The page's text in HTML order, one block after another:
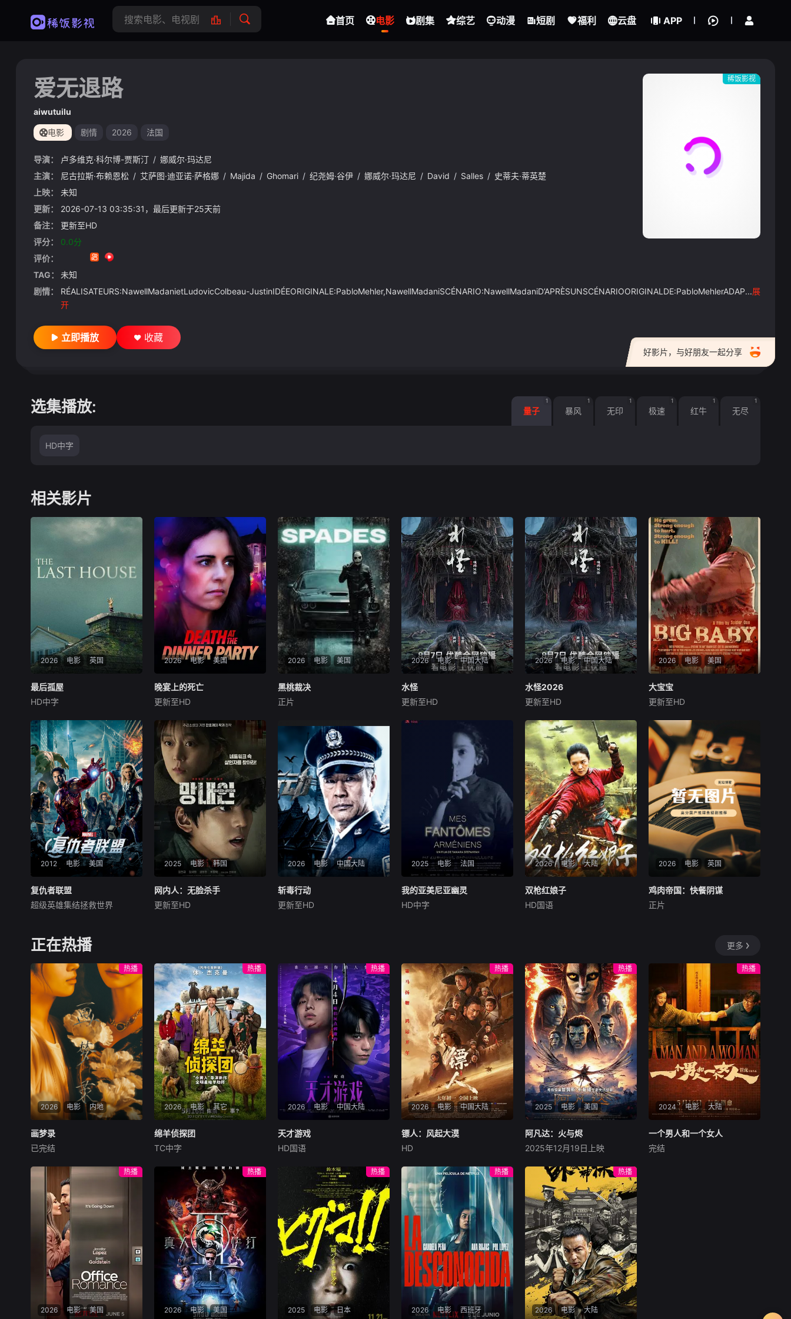
首页 电影 剧集 综艺 动漫 短剧 福利 云盘 APP
我的观影记录
稀饭影视
爱无退路
aiwutuilu
电影 剧情 2026 法国
导演： 卢多维克·科尔博-贾斯汀 / 娜威尔·玛达尼
主演：
尼古拉斯·布赖恩松 / 艾萨图·迪亚诺·萨格娜 / Majida / Ghomari / 纪尧姆·谷伊 / 娜威尔·玛达尼 / David / Salles / 史蒂夫·蒂英楚
上映：
未知
更新：
2026-07-13 03:35:31，最后更新于25天前
备注：
更新至HD
评分：
0.0分
评价：
TAG：
未知
剧情：
RÉALISATEURS:NawellMadanietLudovicColbeau-JustinIDÉEORIGINALE:PabloMehler,NawellMadaniSCÉNARIO:NawellMadaniD’APRÈSUNSCÉNARIOORIGINALDE:PabloMehlerADAP...展
开
好影片，与好朋友一起分享
立即播放 收藏
选集播放: 量子
1
暴风
1
无印
1
极速
1
红牛
1
无尽
1
HD中字
相关影片
2026 电影 英国
最后孤屋
格蕾塔·李
一个普通的一家四口突遭
诡异变故，被困在自家房屋中
超过1000天无法出门。在资
源消耗殆尽与未知神秘威胁的
双重逼迫下，一家人必须想方
设法联手求生，打破这间禁锢
生命的困局。
最后孤屋
HD中字
2026 电影 美国
晚宴上的死亡
Candice
一名心理学明星学生在一次教
师派对上死亡后，安德莉亚·吉
布斯和她的儿子伊桑被卷入了
著名教授艾伦·杰克逊的危险操
纵之中——一个不惜一切代价
掩盖真相的人。
晚宴上的死亡
更新至HD
2026 电影 美国
黑桃裁决
身负战争创伤的老兵詹姆斯·毕
肖普警探，正努力回归正常生
活，却不料一系列残忍的私刑
谋杀案席卷全城。每个犯罪现
场都留下了同样的诡异印记：
一张印有骷髅头的黑桃扑克
牌。毕肖普的女儿失踪后，他
发现一个贩卖人口的
黑桃裁决
正片
2026 电影 中国大陆
水怪
未知
民国年间，与世隔绝的怪水村
被湖中“水猴子”所扰。此物实
为濒危水栖人猿，能模仿人言
诱杀村民。少年水生幼年目睹
父亲惨死其手，自此深陷恐
惧。村中长老三叔公借祭祀之
名行愚昧统治，以活人献祭暂
息水怪，却埋下更深祸根。连
年暴雨与人为侵扰激怒水猴
子，袭击频发。当香兰之弟被
食、其父莫叔反抗被杀，香兰
决意以身献祭复仇。水生幡然
觉醒，不再逃避，联合青年村
民布设机关陷阱，假借献祭诱
敌。恶战后水怪被擒，却于庆
功夜破笼而出，血洗村庄，三
叔公亦命丧其口。村民终于醒
水怪
更新至HD
2026 电影 中国大陆
水怪2026
未知
民国年间，与世隔绝的怪水村
被湖中“水猴子”所扰。此物实
为濒危水栖人猿，能模仿人言
诱杀村民。少年水生幼年目睹
父亲惨死其手，自此深陷恐
惧。村中长老三叔公借祭祀之
名行愚昧统治，以活人献祭暂
息水怪，却埋下更深祸根。连
年暴雨与人为侵扰激怒水猴
子，袭击频发。当香兰之弟被
食、其父莫叔反抗被杀，香兰
决意以身献祭复仇。水生幡然
觉醒，不再逃避，联合青年村
民布设机关陷阱，假借献祭诱
敌。恶战后水怪被擒，却于庆
叔公亦命丧其口。村民终于醒
水怪2026
更新至HD
2026 电影 美国
大宝宝
布兰登·斯考特
,
大宝宝
更新至HD
2012 电影 美国
复仇者联盟
小罗伯特·唐尼
克里斯·埃文斯
一股突如其来的强大邪恶势力
对地球造成致命威胁，没有任
挡。长期致力于保护全球安危
的神盾局（SHIELD）感到措
手不及，其指挥官“独眼侠”尼
克-法瑞意识到他必须创建一
个“史上最强”的联盟组织，云
集各方超级英雄一起发威，才
能拯救世界于水深火热，抵御
黑暗势力的侵袭。于是由六大
超级英雄——“钢铁侠”、“雷
神” 、“美国队长”、“绿巨人”
、“黑寡妇”和“鹰眼”组成的 “复
仇者联盟”应运而生。他们各
显神通，团结一心，终于战胜
全。
复仇者联盟
超级英雄集结拯救世界
2025 电影 韩国
网内人：无脸杀手
金旻奎
网内人：无脸杀手
更新至HD
2026 电影 中国大陆
斩毒行动
石兆琪
斩毒行动
更新至HD
2025 电影 法国
我的亚美尼亚幽灵
Vigen
的风采，而她自己后来也成为
了一名电影制作人。影片带领
观众进行了一场迷人的梦游，
穿越亚美尼亚电影历
我的亚美尼亚幽灵
HD中字
2026 电影 大陆
双枪红娘子
刘姝彤
决心投身革命。日军欲诱杀高
胜男，她孤身赴战舍命换乡亲
周全。千钧一发间，八路军突
袭而至全歼敌寇，
双枪红娘子
HD国语
2026 电影 英国
鸡肉帝国：快餐阴谋
鸡肉帝国：快餐阴谋
正片
正在热播 更多
2026 电影 内地
热播
画梦录
代露娃
民国的上海滩，身怀绝技的孤
女画师许雁真，意外与身陷危
局的融汇银行总账姜心羽产生
交集。姜心羽遭人陷害，只得
与许雁真结盟，彼时银行欲将
国宝名画低价卖给外国人，许
雁真凭借自身精湛画技仿造名
画、偷天换日。几经波折，两
人联手在各方势力的夹缝间巧
妙周旋，共历险阻，破解重重
困境。
画梦录
已完结
2026 电影 其它
热播
绵羊侦探团
牧羊人乔治（休·杰克曼
饰）最爱给羊群读侦探小说，
没想到自己有一天会离奇死
亡。他留下的3000万巨额遗
产，让每个人貌似都有犯罪动
机。警察毫无头绪之时，羊群
们决定“不务正业”迈出牧场，
追查牧羊人“躺平
绵羊侦探团
TC中字
2026 电影 中国大陆
热播
天才游戏
彭昱畅
穷途末路的天才少年刘全龙
（彭昱畅 饰），被偏执富家公
子陈伦（丁禹兮 饰）选中，被
迫踏入一场为他量身打造的
“换命游戏”。豪华别墅、名车
名表、神秘女友全部备齐，在
陈伦的精心打造下，刘全龙瞬
间拥有顶配人生。
天才游戏
HD国语
2026 电影 中国大陆
热播
镖人：风起大漠
大漠之上，镖人、官府、西域
五大家族等多方势力盘根错
节、暗潮涌动。“天字第二号
逃犯”刀马接下特殊押镖任
务，和同伴一起从西域护镖远
赴长安。不料，他们的护送对
象竟是“天字第一号逃犯”知世
郎……天下熙熙皆为利来，各
方势力闻风入局，抢镖厮杀接
连上演……
镖人：风起大漠
HD
2025 电影 美国
热播
阿凡达：火与烬
萨姆·沃辛顿
佐伊·索尔达娜
影片聚焦杰克·萨利与奈蒂莉一
家的命运起伏，在前作的情感
余波之上，深刻描绘一个家族
在战火中如何成长、并共同守
护血脉相连的情感纽带的历
程，从而将故事推向更具张力
的全新维度。此外，潘多拉的
全新领域也即将揭晓
阿凡达：火与烬
2025年12月19日上映
2024 电影 大陆
热播
一个男人和一个女人
黄渤
一个男人和一个女人
完结
2026 电影 美国
热播
2026 电影 美国
热播
2025 电影 日本
热播
2026 电影 西班牙
热播
2026 电影 大陆
热播